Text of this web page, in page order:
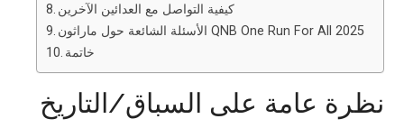
كيفية التواصل مع العدائين الآخرين
الأسئلة الشائعة حول ماراثون QNB One Run For All 2025
خاتمة
نظرة عامة على السباق/التاريخ